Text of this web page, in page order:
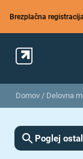
Brezplačna registracija
Domov / Delovna
Poglej